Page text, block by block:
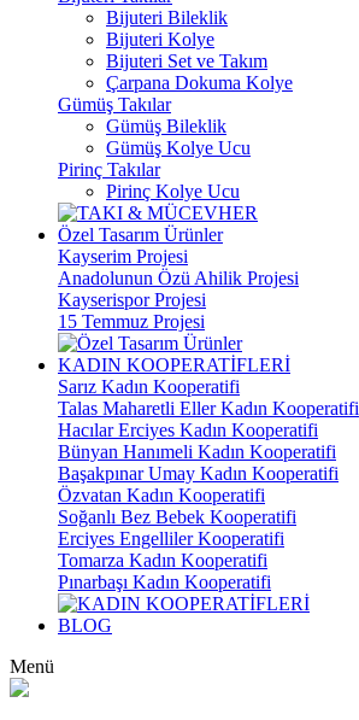
Bijuteri Bileklik
Bijuteri Kolye
Bijuteri Set ve Takım
Çarpana Dokuma Kolye
Gümüş Takılar
Gümüş Bileklik
Gümüş Kolye Ucu
Pirinç Takılar
Pirinç Kolye Ucu
Özel Tasarım Ürünler
Kayserim Projesi
Anadolunun Özü Ahilik Projesi
Kayserispor Projesi
15 Temmuz Projesi
KADIN KOOPERATİFLERİ
Sarız Kadın Kooperatifi
Talas Maharetli Eller Kadın Kooperatifi
Hacılar Erciyes Kadın Kooperatifi
Bünyan Hanımeli Kadın Kooperatifi
Başakpınar Umay Kadın Kooperatifi
Özvatan Kadın Kooperatifi
Soğanlı Bez Bebek Kooperatifi
Erciyes Engelliler Kooperatifi
Tomarza Kadın Kooperatifi
Pınarbaşı Kadın Kooperatifi
BLOG
Menü